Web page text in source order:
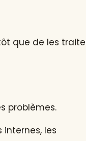
que de les
problèmes.
les